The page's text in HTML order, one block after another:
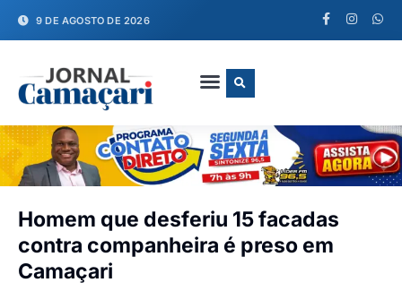
9 DE AGOSTO DE 2026
Homem que desferiu 15 facadas
contra companheira é preso em
Camaçari